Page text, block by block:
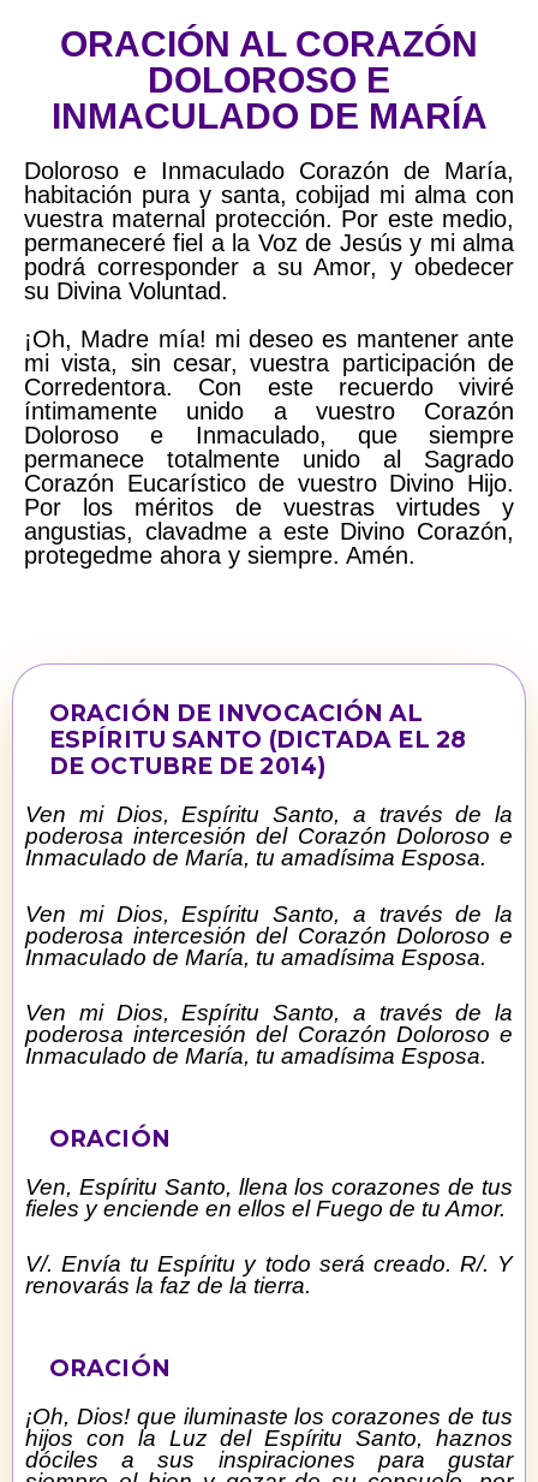
ORACIÓN AL CORAZÓN
DOLOROSO E
INMACULADO DE MARÍA
Doloroso e Inmaculado Corazón de María,
habitación pura y santa, cobijad mi alma con
vuestra maternal protección. Por este medio,
permaneceré fiel a la Voz de Jesús y mi alma
podrá corresponder a su Amor, y obedecer
su Divina Voluntad.
¡Oh, Madre mía! mi deseo es mantener ante
mi vista, sin cesar, vuestra participación de
Corredentora. Con este recuerdo viviré
íntimamente unido a vuestro Corazón
Doloroso e Inmaculado, que siempre
permanece totalmente unido al Sagrado
Corazón Eucarístico de vuestro Divino Hijo.
Por los méritos de vuestras virtudes y
angustias, clavadme a este Divino Corazón,
protegedme ahora y siempre. Amén.
ORACIÓN DE INVOCACIÓN AL
ESPÍRITU SANTO (DICTADA EL 28
DE OCTUBRE DE 2014)
Ven mi Dios, Espíritu Santo, a través de la
poderosa intercesión del Corazón Doloroso e
Inmaculado de María, tu amadísima Esposa.
Ven mi Dios, Espíritu Santo, a través de la
poderosa intercesión del Corazón Doloroso e
Inmaculado de María, tu amadísima Esposa.
Ven mi Dios, Espíritu Santo, a través de la
poderosa intercesión del Corazón Doloroso e
Inmaculado de María, tu amadísima Esposa.
ORACIÓN
Ven, Espíritu Santo, llena los corazones de tus
fieles y enciende en ellos el Fuego de tu Amor.
V/. Envía tu Espíritu y todo será creado. R/. Y
renovarás la faz de la tierra.
ORACIÓN
¡Oh, Dios! que iluminaste los corazones de tus
hijos con la Luz del Espíritu Santo, haznos
dóciles a sus inspiraciones para gustar